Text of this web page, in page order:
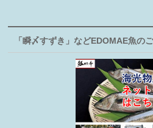
「瞬〆すずき」などEDOMAE魚の